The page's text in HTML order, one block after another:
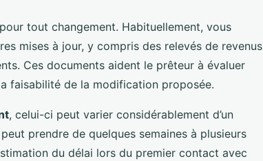
tout changement. Habituellement, vous
mises à jour, y compris des relevés de revenus
Ces documents aident le prêteur à évaluer
faisabilité de la modification proposée.
, celui-ci peut varier considérablement d’un
prendre de quelques semaines à plusieurs
du délai lors du premier contact avec